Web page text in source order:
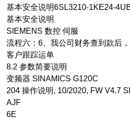
基本安全说明6SL3210-1KE24-
基本安全说明
SIEMENS 数控 伺服
流程六：6、我公司财务查到款后
客户跟踪运单
8.2 参数简要说明
变频器 SINAMICS G120C
204 操作说明, 10/2020, FW V4.7
AJF
6E